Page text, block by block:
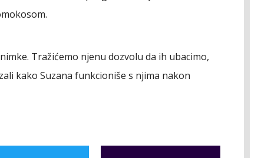
Tražićemo njenu dozvolu da ih ubacimo,
kako Suzana funkcioniše s njima nakon